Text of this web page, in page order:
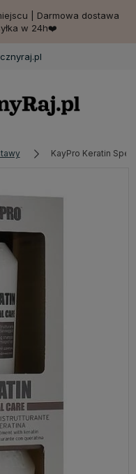
| Darmowa dostawa
w 24h❤️
KayPro Keratin